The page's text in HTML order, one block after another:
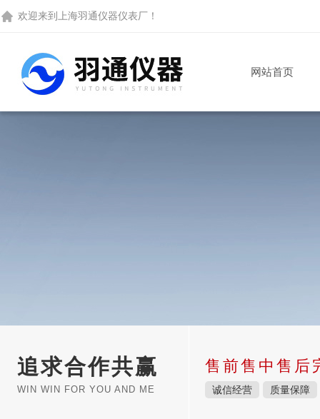
欢迎来到 上海羽通仪器仪表厂 ！
网站首页
追求合作共赢
WIN WIN FOR YOU AND ME
售前售中售后
诚信经营 质量保障